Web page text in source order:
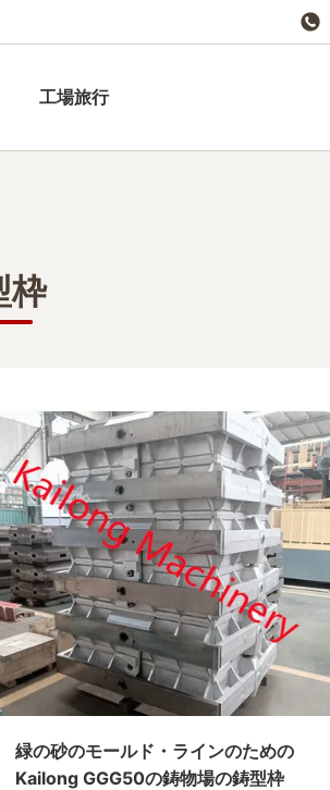
工場旅行
枠
緑の砂のモールド・ラインのための
Kailong GGG50の鋳物場の鋳型枠